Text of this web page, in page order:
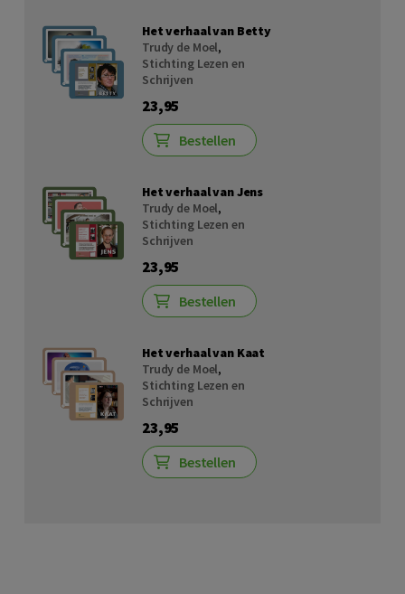
Het verhaal van Betty
Trudy de Moel,
Stichting Lezen en
Schrijven
23,95
Bestellen
Het verhaal van Jens
Trudy de Moel,
Stichting Lezen en
Schrijven
23,95
Bestellen
Het verhaal van Kaat
Trudy de Moel,
Stichting Lezen en
Schrijven
23,95
Bestellen